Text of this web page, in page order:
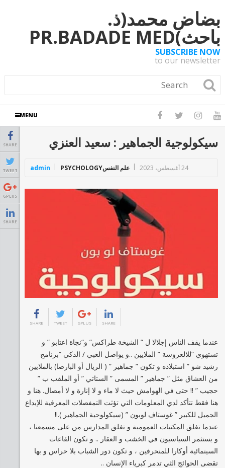
بضاض محمد(ذ.
باحث)PR.BADADE MED
SUBSCRIBE NOW
to our newsletter
MENU
SHARE
TWEET
GPLUS
SHARE
سيكولوجية الجماهير : سعيد العنزي
admin علم النفسPSYCHOLOGY 24 أغسطس، 2023
SHARE TWEET GPLUS SHARE
عندما يقف الناس إجلالا ل ” الشيخة طراكس” و“نجاة اعتابو ” و
تستهوي “للالعروسة ” الملايين ..و يواصل الغبي / الذكي “برنامج
رشيد شو ” استبلاذه و تكون ” جماهير ” ( الريال أو البارصا) بالملايين
من العشاق مثل ” جماهير ” المسمى ” الستاتي ” أو الملقب ب ”
حجيب ” !! حتى في الهوامش حيث لا ماء و لا إنارة و لا أمصال. هنا و
هنا فقط تتأكد لدي المعلومات التي تؤثت التمفصلات المعرفية للإبداع
الجميل للكبير ” غوستاف لوبون ” (سيكولوحية الجماهير ).!!
عندما تغلق المكتبات العمومية و تغلق المدارس من على مسمعنا ،
و يستثمر السياسيون في الخشب و العقار .. و تكون القاعات
السينمائية أوكارا للمنحرفين ، و تكون دور الشباب بلا حراس و بها
تقضى الحوائج الثي تدمر كبرياء الإنسان ..